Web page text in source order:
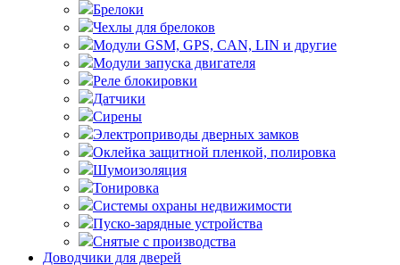
Брелоки
Чехлы для брелоков
Модули GSM, GPS, CAN, LIN и другие
Модули запуска двигателя
Реле блокировки
Датчики
Сирены
Электроприводы дверных замков
Оклейка защитной пленкой, полировка
Шумоизоляция
Тонировка
Системы охраны недвижимости
Пуско-зарядные устройства
Снятые с производства
Доводчики для дверей